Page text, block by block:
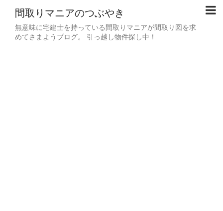
間取りマニアのつぶやき
無意味に宅建士を持っている間取りマニアが間取り図を求
めてさまようブログ。 引っ越し物件探し中！